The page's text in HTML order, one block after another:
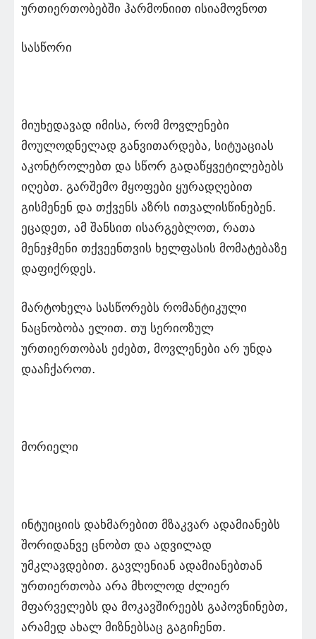
ურთიერთობებში ჰარმონიით ისიამოვნოთ
სასწორი
მიუხედავად იმისა, რომ მოვლენები
მოულოდნელად განვითარდება, სიტუაციას
აკონტროლებთ და სწორ გადაწყვეტილებებს
იღებთ. გარშემო მყოფები ყურადღებით
გისმენენ და თქვენს აზრს ითვალისწინებენ.
ეცადეთ, ამ შანსით ისარგებლოთ, რათა
მენეჯმენი თქვეენთვის ხელფასის მომატებაზე
დაფიქრდეს.
მარტოხელა სასწორებს რომანტიკული
ნაცნობობა ელით. თუ სერიოზულ
ურთიერთობას ეძებთ, მოვლენები არ უნდა
დააჩქაროთ.
მორიელი
ინტუიციის დახმარებით მზაკვარ ადამიანებს
შორიდანვე ცნობთ და ადვილად
უმკლავდებით. გავლენიან ადამიანებთან
ურთიერთობა არა მხოლოდ ძლიერ
მფარველებს და მოკავშირეებს გაპოვნინებთ,
არამედ ახალ მიზნებსაც გაგიჩენთ.